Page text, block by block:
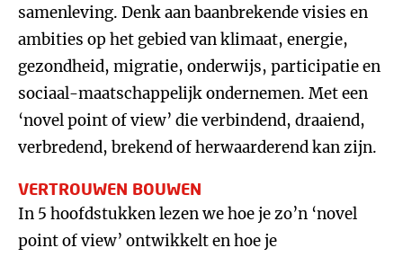
samenleving. Denk aan baanbrekende visies en
ambities op het gebied van klimaat, energie,
gezondheid, migratie, onderwijs, participatie en
sociaal-maatschappelijk ondernemen. Met een
‘novel point of view’ die verbindend, draaiend,
verbredend, brekend of herwaarderend kan zijn.
VERTROUWEN BOUWEN
In 5 hoofdstukken lezen we hoe je zo’n ‘novel
point of view’ ontwikkelt en hoe je